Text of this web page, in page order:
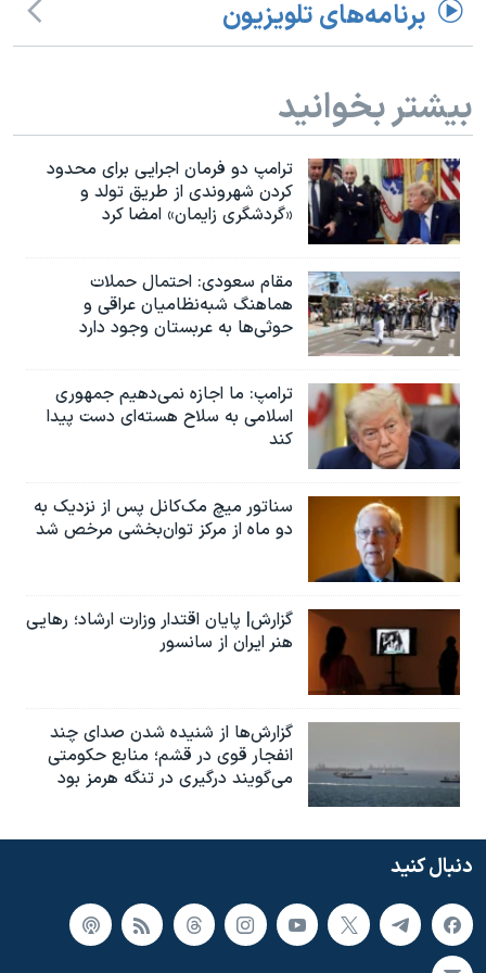
نرگس محمدی برنده جایزه نوبل صلح
صفحه‌های ویژه
سفر پرزیدنت ترامپ به چین
برنامه‌های تلویزیون
بیشتر بخوانید
ترامپ دو فرمان اجرایی برای محدود
کردن شهروندی از طریق تولد و
«گردشگری زایمان» امضا کرد
مقام سعودی: احتمال حملات
هماهنگ شبه‌نظامیان عراقی و
حوثی‌ها به عربستان وجود دارد
ترامپ: ما اجازه نمی‌دهیم جمهوری
اسلامی به سلاح هسته‌ای دست پیدا
کند
سناتور میچ مک‌کانل پس از نزدیک به
دو ماه از مرکز توان‌بخشی مرخص شد
گزارش| پایان اقتدار وزارت ارشاد؛ رهایی
هنر ایران از سانسور
گزارش‌ها از شنیده شدن صدای چند
انفجار قوی در قشم؛ منابع حکومتی
می‌گویند درگیری در تنگه هرمز بود
دنبال کنید